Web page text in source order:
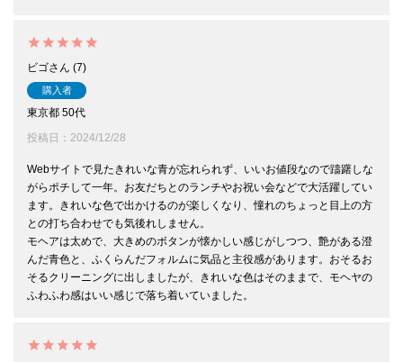
ビゴ 7
購入者
東京都 50代
投稿日
2024/12/28
Webサイトで見たきれいな青が忘れられず、いいお値段なので躊躇しな
がらポチして一年。お友だちとのランチやお祝い会などで大活躍してい
ます。きれいな色で出かけるのが楽しくなり、憧れのちょっと目上の方
との打ち合わせでも気後れしません。
モヘアは太めで、大きめのボタンが懐かしい感じがしつつ、艶がある澄
んだ青色と、ふくらんだフォルムに気品と主役感があります。おそるお
そるクリーニングに出しましたが、きれいな色はそのままで、モヘヤの
ふわふわ感はいい感じで落ち着いていました。